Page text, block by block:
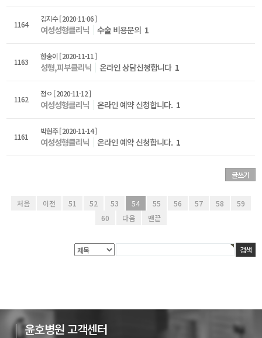
1164
김지수[ 2020-11-06 ]
여성성형클리닉 수술 비용문의 1
1163
한송이[ 2020-11-11 ]
성형,피부클리닉 온라인 상담신청합니다 1
1162
정ㅇ [ 2020-11-12 ]
여성성형클리닉 온라인 예약 신청합니다. 1
1161
박현주[ 2020-11-14 ]
여성성형클리닉 온라인 예약 신청합니다. 1
글쓰기
처음 이전 51 52 53 54 55 56 57 58
59
60
다음 맨끝
윤호병원 고객센터